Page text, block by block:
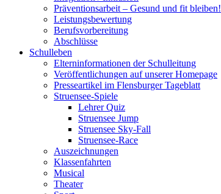
Präventionsarbeit – Gesund und fit bleiben!
Leistungsbewertung
Berufsvorbereitung
Abschlüsse
Schulleben
Elterninformationen der Schulleitung
Veröffentlichungen auf unserer Homepage
Presseartikel im Flensburger Tageblatt
Struensee-Spiele
Lehrer Quiz
Struensee Jump
Struensee Sky-Fall
Struensee-Race
Auszeichnungen
Klassenfahrten
Musical
Theater